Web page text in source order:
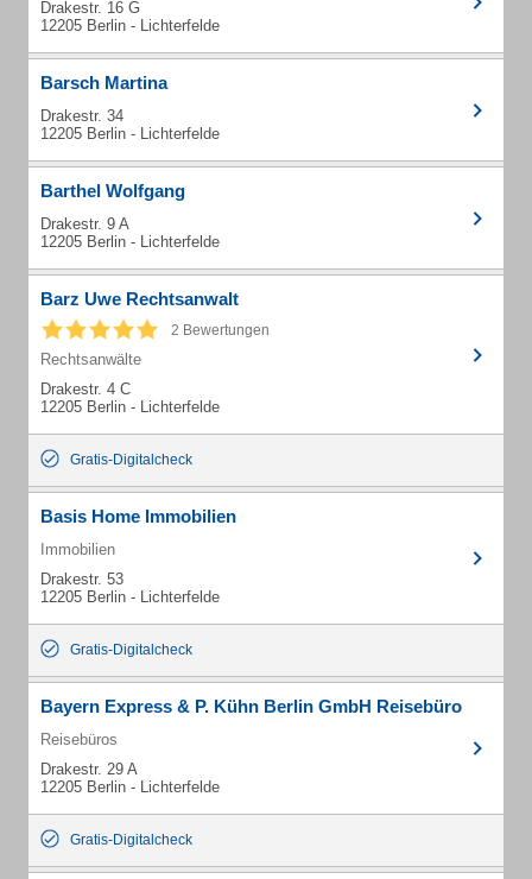
Drakestr. 16 G
12205 Berlin - Lichterfelde
Barsch Martina
Drakestr. 34
12205 Berlin - Lichterfelde
Barthel Wolfgang
Drakestr. 9 A
12205 Berlin - Lichterfelde
Barz Uwe Rechtsanwalt
2 Bewertungen
Rechtsanwälte
Drakestr. 4 C
12205 Berlin - Lichterfelde
Gratis-Digitalcheck
Basis Home Immobilien
Immobilien
Drakestr. 53
12205 Berlin - Lichterfelde
Gratis-Digitalcheck
Bayern Express & P. Kühn Berlin GmbH Reisebüro
Reisebüros
Drakestr. 29 A
12205 Berlin - Lichterfelde
Gratis-Digitalcheck